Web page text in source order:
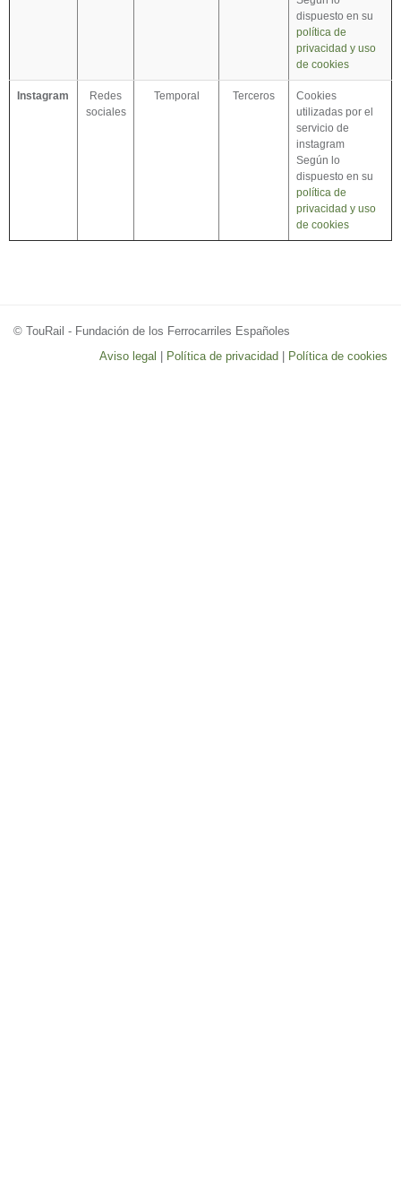
dispuesto en su
política de
privacidad y uso
de cookies
Instagram
Redes
sociales
Temporal Terceros
Cookies
utilizadas por el
servicio de
instagram
Según lo
dispuesto en su
política de
privacidad y uso
de cookies
© TouRail - Fundación de los Ferrocarriles Españoles
Aviso legal
Política de privacidad Política de cookies